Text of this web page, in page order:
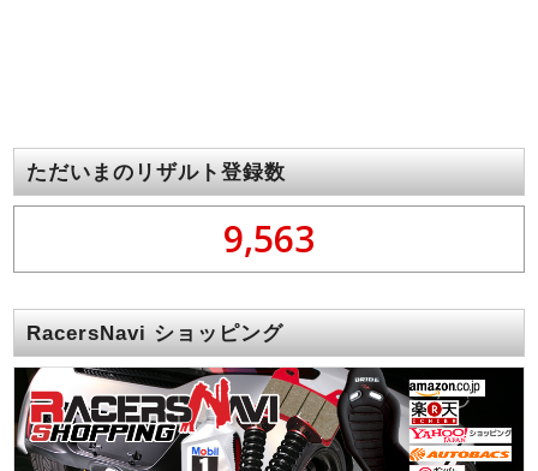
ただいまのリザルト登録数
9,563
RacersNavi ショッピング